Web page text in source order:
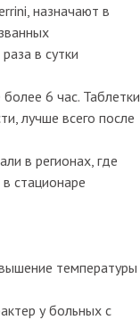
назначают в
в сутки
6 час. Таблетки
лучше всего после
в регионах, где
стационаре
температуры
у больных с